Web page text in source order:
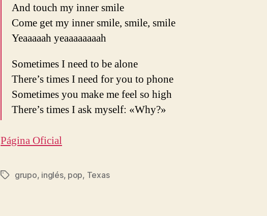
And touch my inner smile
Come get my inner smile, smile, smile
Yeaaaaah yeaaaaaaaah
Sometimes I need to be alone
There’s times I need for you to phone
Sometimes you make me feel so high
There’s times I ask myself: «Why?»
Página Oficial
Etiquetas
grupo, inglés, pop, Texas